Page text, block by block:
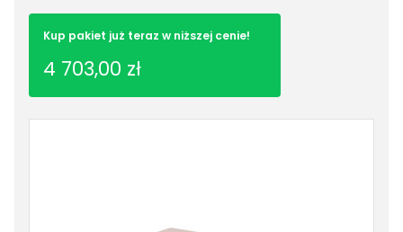
Kup pakiet już teraz w niższej cenie!
4 703,00 zł